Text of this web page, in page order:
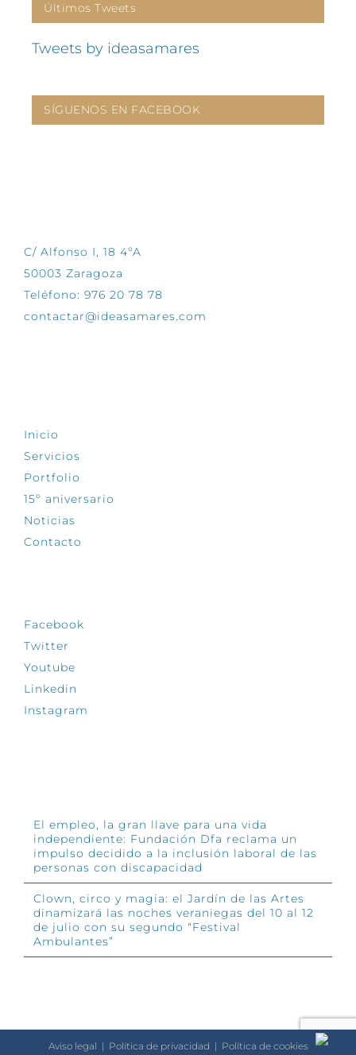
Últimos Tweets
Tweets by ideasamares
SÍGUENOS EN FACEBOOK
C/ Alfonso I, 18 4ºA
50003 Zaragoza
Teléfono: 976 20 78 78
contactar@ideasamares.com
Inicio
Servicios
Portfolio
15º aniversario
Noticias
Contacto
Facebook
Twitter
Youtube
Linkedin
Instagram
El empleo, la gran llave para una vida
independiente: Fundación Dfa reclama un
impulso decidido a la inclusión laboral de las
personas con discapacidad
Clown, circo y magia: el Jardín de las Artes
dinamizará las noches veraniegas del 10 al 12
de julio con su segundo “Festival
Ambulantes”
Aviso legal | Política de privacidad | Política de cookies